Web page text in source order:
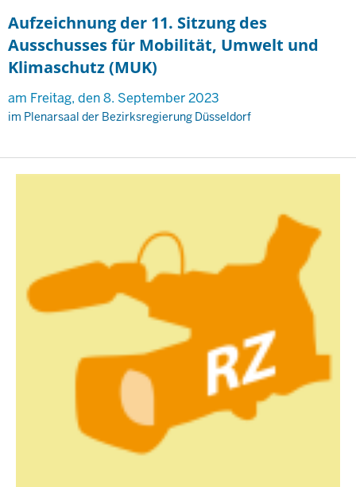
Aufzeichnung der 11. Sitzung des
Ausschusses für Mobilität, Umwelt und
Klimaschutz (MUK)
am Freitag, den 8. September 2023
im Plenarsaal der Bezirksregierung Düsseldorf